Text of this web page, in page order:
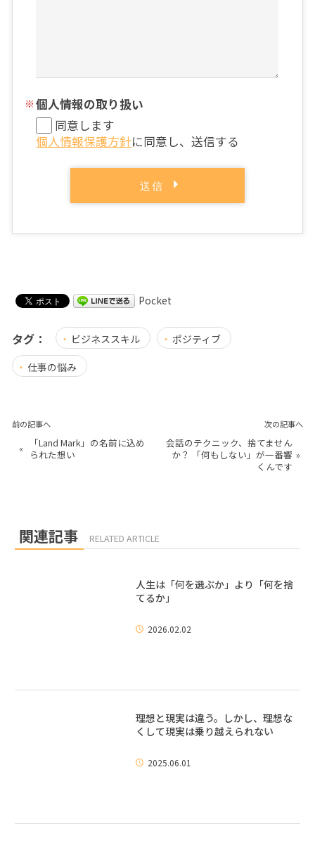
個人情報の取り扱い
同意します
個人情報保護方針に同意し、送信する
Pocket
タグ： ビジネススキル
ポジティブ
仕事の悩み
前の記事へ
«
「Land Mark」の名前に込め
られた想い
次の記事へ
会話のテクニック、捨てません
か？ 「何もしない」が一番響
くんです
»
関連記事 RELATED ARTICLE
人生は「何を選ぶか」より「何を捨
てるか」
2026.02.02
理想と現実は違う。しかし、理想な
くして現実は乗り越えられない
2025.06.01